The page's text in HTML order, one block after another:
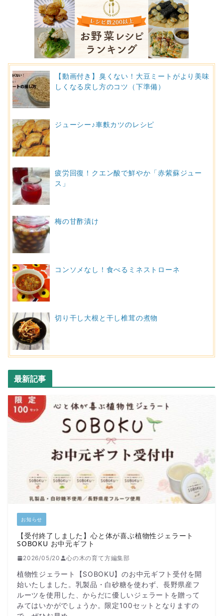
【動画付き】臭くない！大豆ミートがより美味
しくなる戻し方のコツ（下準備）
ジューシー♪車麩カツのレシピ
疲労回復！クエン酸で鮮やか「赤紫蘇ジュー
ス」
梅の甘酢漬け
コンソメなし！食べるミネストローネ
切り干し大根と干し椎茸の煮物
最新記事
お知らせ
【受付終了しました】心と体が喜ぶ植物性ジェラート
SOBOKU お中元ギフト
2026/05/20 心の木の育て方編集部
植物性ジェラート【SOBOKU】のお中元ギフト受付を開
始いたしました。乳製品・白砂糖を使わず、長野県産フ
ルーツを使用した、からだに優しいジェラートを贈って
みてはいかがでしょうか。限定100セットとなりますの